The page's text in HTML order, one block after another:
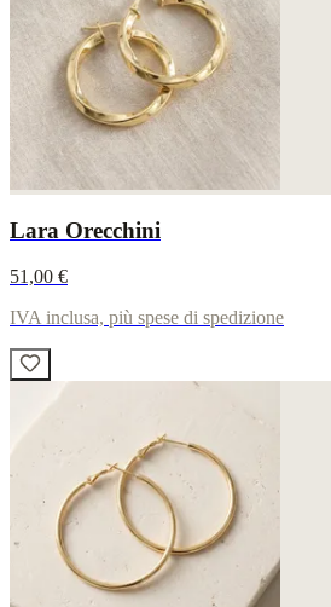
Lara Orecchini
51,00 €
IVA inclusa, più spese di spedizione